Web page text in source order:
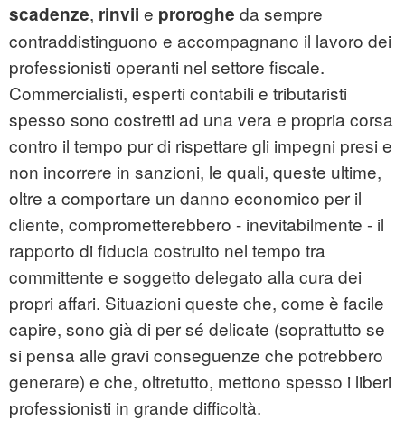
scadenze, rinvii e proroghe da sempre
contraddistinguono e accompagnano il lavoro dei
professionisti operanti nel settore fiscale.
Commercialisti, esperti contabili e tributaristi
spesso sono costretti ad una vera e propria corsa
contro il tempo pur di rispettare gli impegni presi e
non incorrere in sanzioni, le quali, queste ultime,
oltre a comportare un danno economico per il
cliente, comprometterebbero - inevitabilmente - il
rapporto di fiducia costruito nel tempo tra
committente e soggetto delegato alla cura dei
propri affari. Situazioni queste che, come è facile
capire, sono già di per sé delicate (soprattutto se
si pensa alle gravi conseguenze che potrebbero
generare) e che, oltretutto, mettono spesso i liberi
professionisti in grande difficoltà.